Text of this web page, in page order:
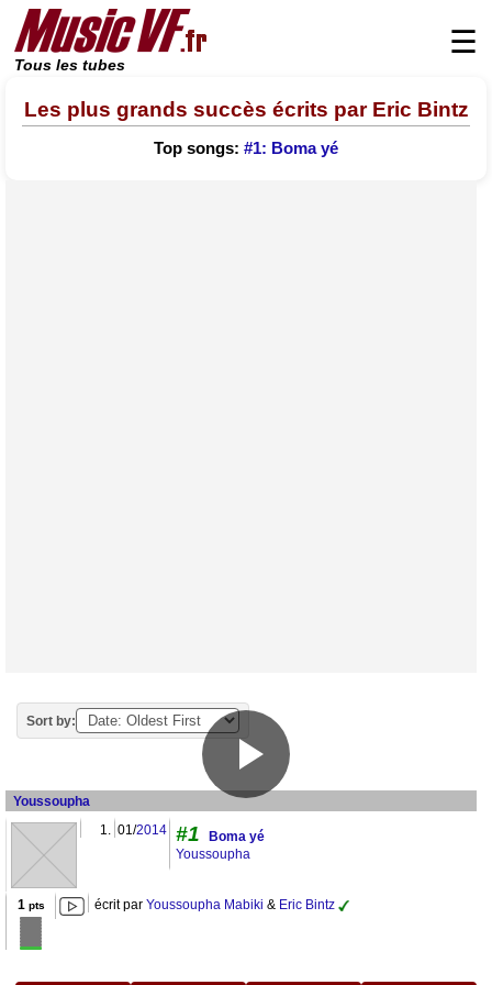
Tous les tubes
☰
Les plus grands succès écrits par Eric Bintz
Top songs: #1: Boma yé
Sort by:
Youssoupha
1. 01/2014 #1
Boma yé
Youssoupha
1 pts écrit par Youssoupha Mabiki & Eric Bintz